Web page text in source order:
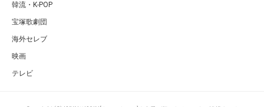
韓流・K-POP
宝塚歌劇団
海外セレブ
映画
テレビ